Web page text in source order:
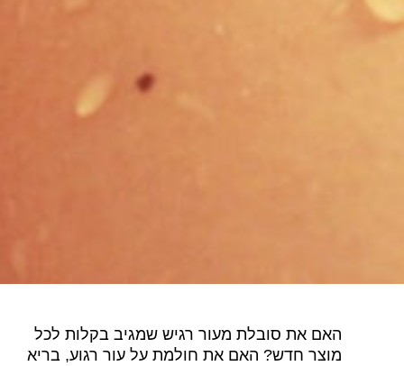
האם את סובלת מעור רגיש שמגיב בקלות לכל
מוצר חדש? האם את חולמת על עור רגוע, בריא